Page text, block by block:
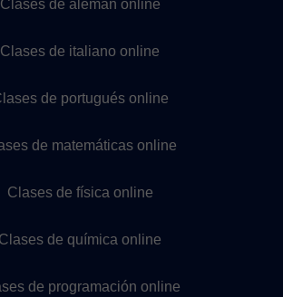
Clases de alemán online
Clases de italiano online
de portugués online
de matemáticas online
Clases de física online
Clases de química online
de programación online